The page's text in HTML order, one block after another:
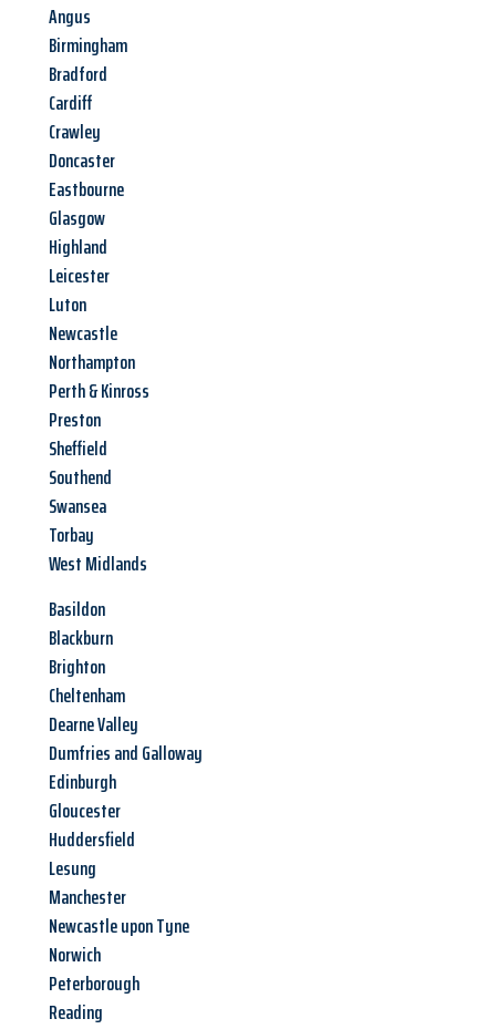
Angus
Birmingham
Bradford
Cardiff
Crawley
Doncaster
Eastbourne
Glasgow
Highland
Leicester
Luton
Newcastle
Northampton
Perth & Kinross
Preston
Sheffield
Southend
Swansea
Torbay
West Midlands
Basildon
Blackburn
Brighton
Cheltenham
Dearne Valley
Dumfries and Galloway
Edinburgh
Gloucester
Huddersfield
Lesung
Manchester
Newcastle upon Tyne
Norwich
Peterborough
Reading